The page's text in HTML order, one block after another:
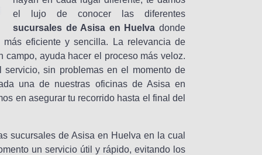
el lujo de conocer las diferentes
sucursales de Asisa en Huelva donde
eficiente y sencilla. La relevancia de
ayuda hacer el proceso más veloz.
sin problemas en el momento de
una de nuestras oficinas de Asisa en
en asegurar tu recorrido hasta el final del
sucursales de Asisa en Huelva en la cual
un servicio útil y rápido, evitando los